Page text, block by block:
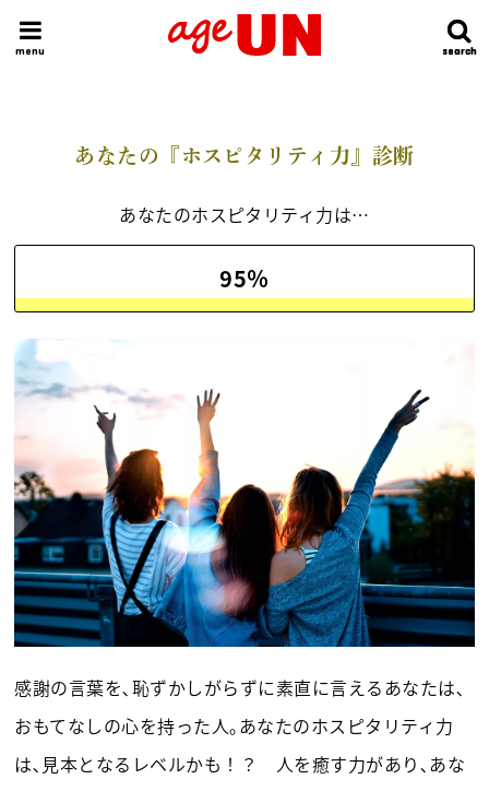
search
search
menu
HOME 今日の運勢ランキング 明日の運勢ランキング 今週の運勢
あなたの『ホスピタリティ力』診断
あなたのホスピタリティ力は…
95％
感謝の言葉を､恥ずかしがらずに素直に言えるあなたは､
おもてなしの心を持った人｡あなたのホスピタリティ力
は､見本となるレベルかも！？ 人を癒す力があり､あな